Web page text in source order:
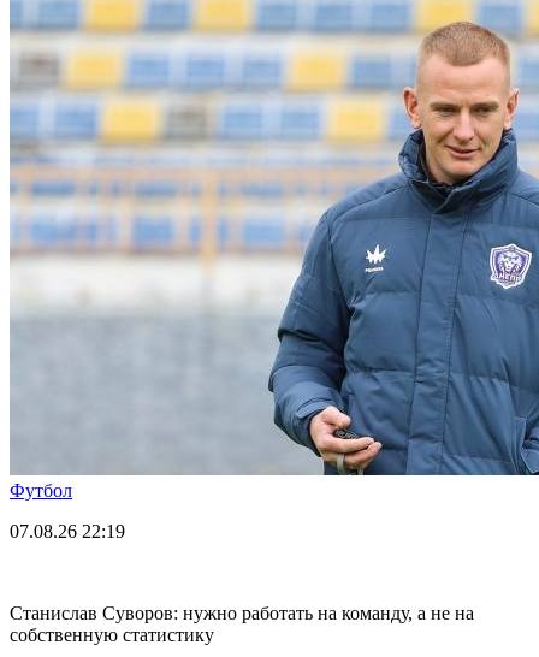
Футбол
07.08.26 22:19
Станислав Суворов: нужно работать на команду, а не на
собственную статистику